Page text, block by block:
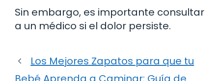
Sin embargo, es importante consultar
a un médico si el dolor persiste.
Los Mejores Zapatos para que tu